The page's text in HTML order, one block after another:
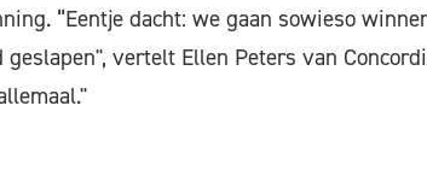
“Eentje dacht: we gaan sowieso
vertelt Ellen Peters van